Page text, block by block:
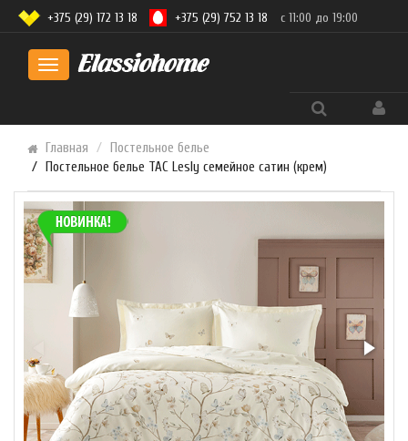
Toggle
+375 (29) 172 13 18 +375 (29) 752 13 18 с 11:00 до 19:00
Главная
Постельное белье
Постельное белье TAC Lesly семейное сатин (крем)